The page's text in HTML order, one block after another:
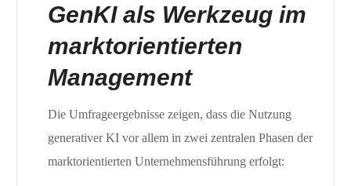
GenKI als Werkzeug im
marktorientierten
Management
Die Umfrageergebnisse zeigen, dass die Nutzung
generativer KI vor allem in zwei zentralen Phasen der
marktorientierten Unternehmensführung erfolgt: